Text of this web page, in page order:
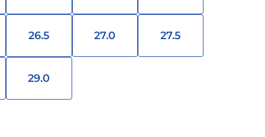
26.5 27.0 27.5
29.0